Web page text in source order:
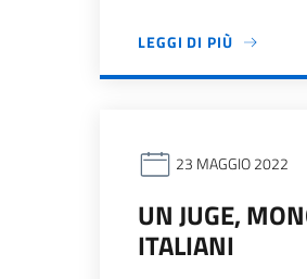
LEGGI DI PIÙ
23 MAGGIO 2022
UN JUGE,
ITALIANI